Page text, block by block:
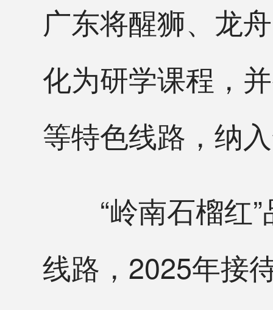
广东将醒狮、龙
化为研学课程，
等特色线路，纳
“岭南石榴红”
线路，2025年接